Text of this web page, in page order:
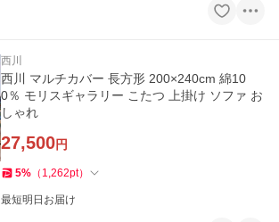
西川
西川 マルチカバー 長方形 200×240cm 綿10
0％ モリスギャラリー こたつ 上掛け ソファ お
しゃれ
27,500円
5% （ 1,262pt）
最短明日お届け